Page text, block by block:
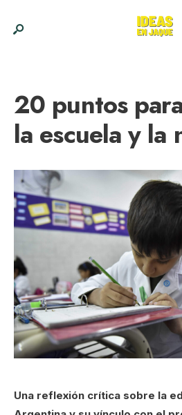
20 puntos
la escuela y la
Una reflexión crítica sobre la